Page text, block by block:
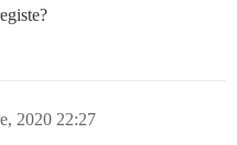
2020 22:27